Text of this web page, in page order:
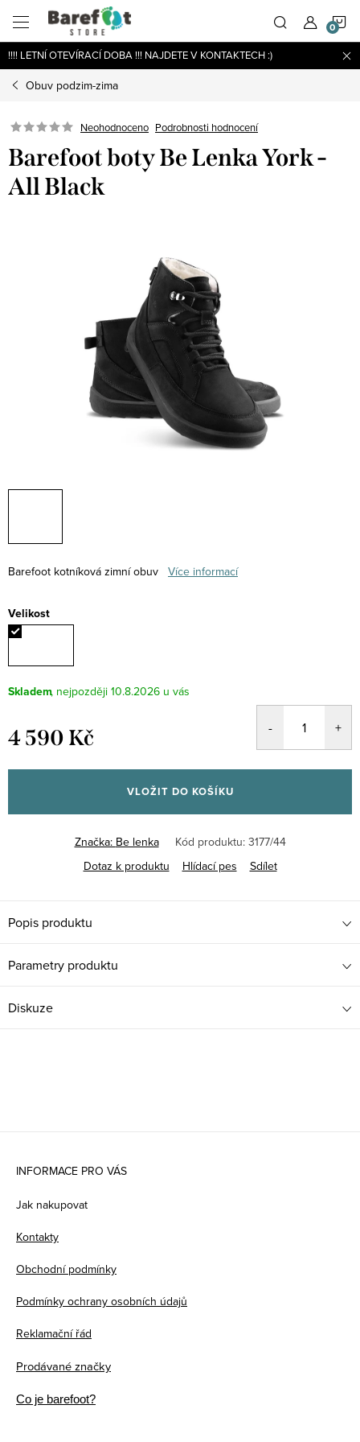
obsah
!!!! LETNÍ OTEVÍRACÍ DOBA !!! NAJDETE V KONTAKTECH :)
Obuv podzim-zima
Neohodnoceno Podrobnosti hodnocení
Barefoot boty Be Lenka York -
All Black
Barefoot kotníková zimní obuv Více informací
Velikost
Skladem 10.8.2026
4 590 Kč
cena:
VLOŽIT DO KOŠÍKU
Značka: Be lenka Kód produktu: 3177/44
Dotaz k produktu
Hlídací pes Sdílet
Popis produktu
Parametry produktu
Diskuze
INFORMACE PRO VÁS
Jak nakupovat
Kontakty
Obchodní podmínky
Podmínky ochrany osobních údajů
Reklamační řád
Prodávané značky
Co je barefoot?